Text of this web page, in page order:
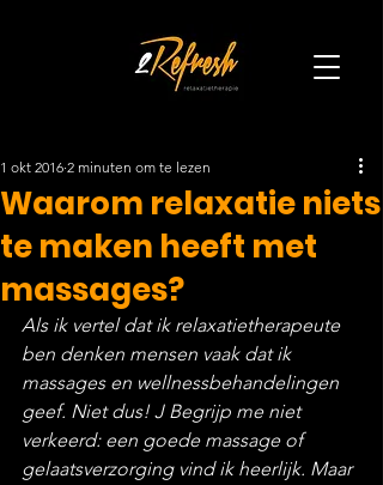
Waarom relaxatie niets
te maken heeft met
massages?
1 okt 2016 2 minuten om te lezen
Als ik vertel dat ik relaxatietherapeute
ben denken mensen vaak dat ik
massages en wellnessbehandelingen
geef. Niet dus! J Begrijp me niet
verkeerd: een goede massage of
gelaatsverzorging vind ik heerlijk. Maar